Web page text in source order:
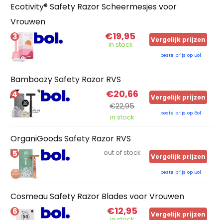
Ecotivity® Safety Razor Scheermesjes voor
Vrouwen
3 €19,95
in stock
Vergelijk prijzen
beste prijs op Bol
Bamboozy Safety Razor RVS
4 €20,66
€22,95
in stock
Vergelijk prijzen
beste prijs op Bol
OrganiGoods Safety Razor RVS
5 out of stock Vergelijk prijzen
beste prijs op Bol
Cosmeau Safety Razor Blades voor Vrouwen
6 €12,95 Vergelijk prijzen